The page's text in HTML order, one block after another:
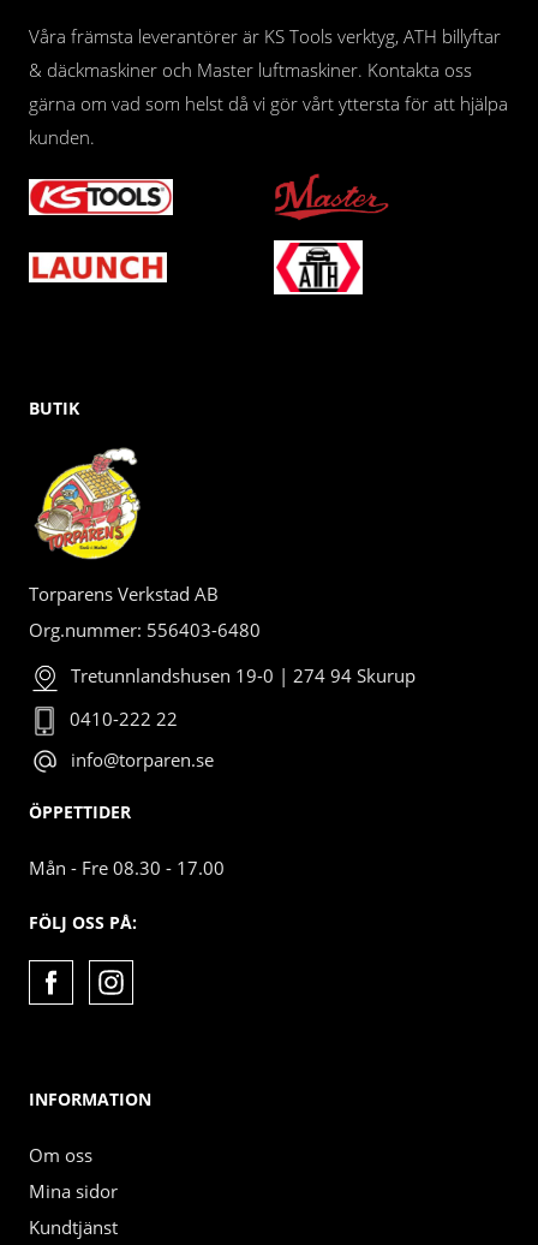
Våra främsta leverantörer är KS Tools verktyg, ATH billyftar
& däckmaskiner och Master luftmaskiner. Kontakta oss
gärna om vad som helst då vi gör vårt yttersta för att hjälpa
kunden.
BUTIK
Torparens Verkstad AB
Org.nummer: 556403-6480
Tretunnlandshusen 19-0 | 274 94 Skurup
0410-222 22
info@torparen.se
ÖPPETTIDER
Mån - Fre 08.30 - 17.00
FÖLJ OSS PÅ:
INFORMATION
Om oss
Mina sidor
Kundtjänst